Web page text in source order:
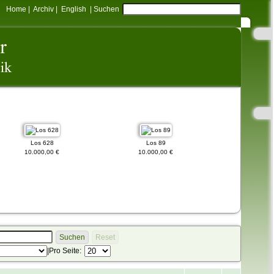
Home |Archiv English |Suchen
Los 628
10.000,00 €
Los 89
10.000,00 €
Suchen
Reset
Pro Seite: